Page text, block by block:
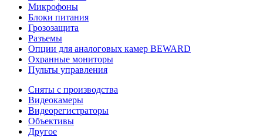
Микрофоны
Блоки питания
Грозозащита
Разъемы
Опции для аналоговых камер BEWARD
Охранные мониторы
Пульты управления
Сняты с производства
Видеокамеры
Видеорегистраторы
Объективы
Другое